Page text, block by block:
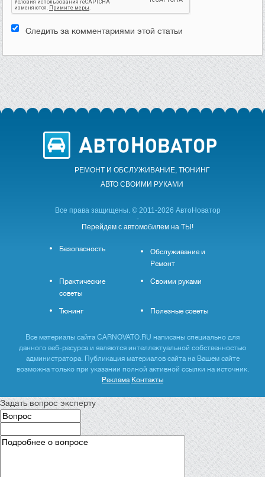
Следить за комментариями этой статьи
РЕМОНТ И ОБСЛУЖИВАНИЕ, ТЮНИНГ
АВТО CВОИМИ РУКАМИ
Все права защищены. © 2011-2026 АвтоНоватор
-
Перейдем с автомобилем на ТЫ!
Безопасность
Обслуживание и
Ремонт
Практические
советы
Своими руками
Тюнинг Полезные советы
Все материалы сайта CARNOVATO.RU написаны специально для
данного веб-ресурса и являются интеллектуальной собственностью
администратора. Публикация материалов сайта на Вашем сайте
возможна только при указании полной активной ссылки на источник.
Реклама Контакты
Задать вопрос эксперту